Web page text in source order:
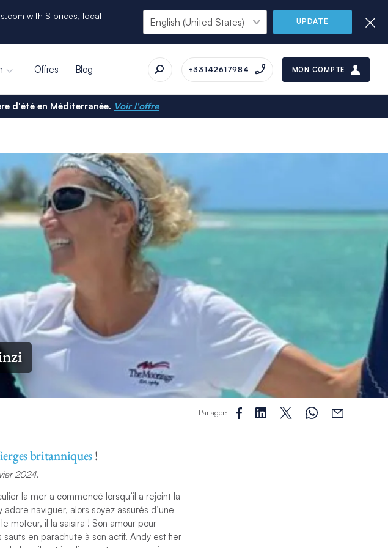
with $ prices, local
UPDATE
Offres Blog +33142617984 MON COMPTE
d'été en Méditerranée. Voir l'offre
Partager:
britanniques!
2024.
la mer a commencé lorsqu’il a rejoint la
naviguer, alors soyez assurés d’une
moteur, il la saisira ! Son amour pour
sauts en parachute à son actif. Andy est fier